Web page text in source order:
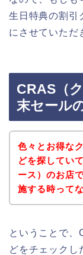
生日特典の割引
にさせていただ
CRAS（
末セール
色々とお得な
どを探してい
ース）のお店
施する時って
ということで、
どをチェックし